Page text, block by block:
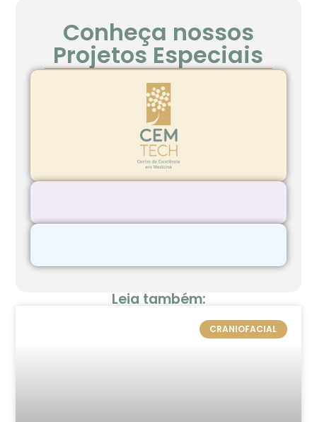
Conheça nossos
Projetos Especiais
Leia também:
CRANIOFACIAL